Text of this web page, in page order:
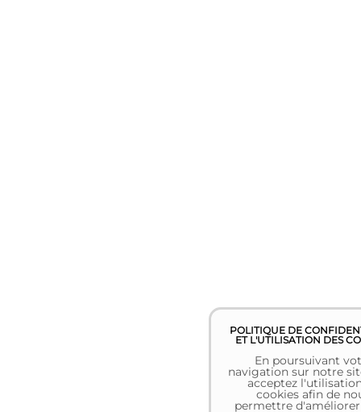
POLITIQUE DE
ET L'UTILISATION DES
En poursuivant
navigation sur notre
acceptez
cookies afin de
permettre